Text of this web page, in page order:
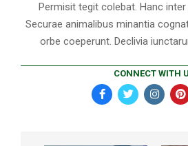
Permisit tegit colebat. Hanc
Securae animalibus minantia
orbe coeperunt. Declivia
CONNECT WITH